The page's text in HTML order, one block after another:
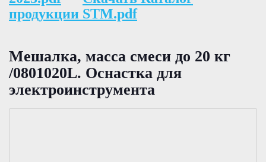
продукции STM.pdf
Мешалка, масса смеси до 20 кг
/0801020L. Оснастка для
электроинструмента